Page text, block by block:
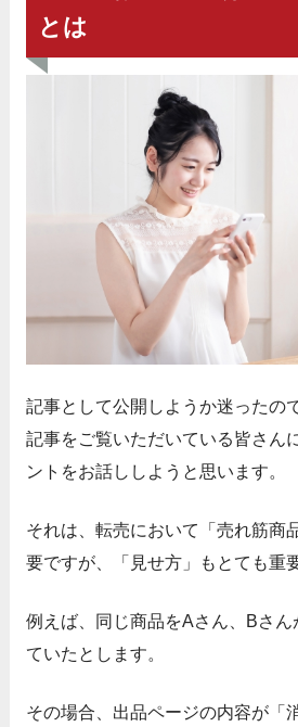
とは
記事として公開しようか迷ったの
記事をご覧いただいている皆さんに
ントをお話ししようと思います。
それは、転売において「売れ筋商
要ですが、
「見せ方」もとても重
例えば、同じ商品をAさん、Bさん
ていたとします。
その場合、 出品ページの内容が「